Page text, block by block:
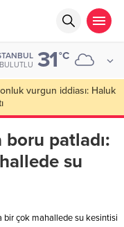
31°C
vurgun iddiası: Haluk
boru patladı:
su
bir çok mahallede su kesintisi